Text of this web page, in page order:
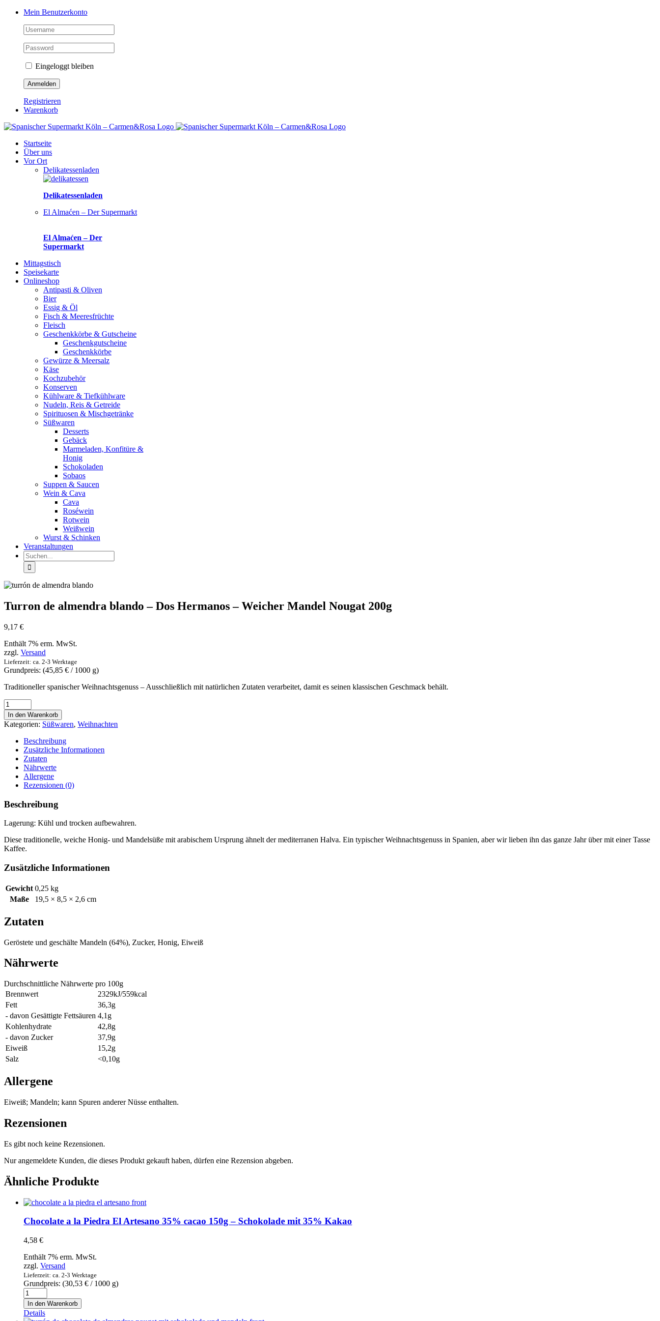
Zum
springen
Facebook
Instagram
Pinterest
Tiktok
YouTubeMein Benutzerkonto
Eingeloggt bleiben
Registrieren
Warenkorb
Startseite
Über uns
Vor Ort
Delikatessenladen
Delikatessenladen
El Almaćen – Der Supermarkt
El Almaćen – Der
Supermarkt
Mittagstisch
Speisekarte
Onlineshop
Antipasti & Oliven
Bier
Essig & Öl
Fisch & Meeresfrüchte
Fleisch
Geschenkkörbe & Gutscheine
Geschenkgutscheine
Geschenkkörbe
Gewürze & Meersalz
Käse
Kochzubehör
Konserven
Kühlware & Tiefkühlware
Nudeln, Reis & Getreide
Spirituosen & Mischgetränke
Süßwaren
Desserts
Gebäck
Marmeladen, Konfitüre &
Honig
Schokoladen
Sobaos
Suppen & Saucen
Wein & Cava
Cava
Roséwein
Rotwein
Weißwein
Wurst & Schinken
Veranstaltungen
Suche
nach:
Turron de almendra blando – Dos Hermanos – Weicher Mandel Nougat 200g
9,17 €
Enthält 7% erm. MwSt.
zzgl. Versand
Lieferzeit: ca. 2-3 Werktage
Grundpreis: (45,85 € / 1000 g)
Traditioneller spanischer Weihnachtsgenuss – Ausschließlich mit natürlichen Zutaten verarbeitet, damit es seinen klassischen Geschmack behält.
Turron
de
almendra
blando
Dos
Hermanos
Weicher
Mandel
Nougat
200g
Menge
In den Warenkorb
Kategorien: Süßwaren, Weihnachten
Beschreibung
Zusätzliche Informationen
Zutaten
Nährwerte
Allergene
Rezensionen (0)
Beschreibung
Lagerung: Kühl und trocken aufbewahren.
Diese traditionelle, weiche Honig- und Mandelsüße mit arabischem Ursprung ähnelt der mediterranen Halva. Ein typischer Weihnachtsgenuss in Spanien, aber wir lieben ihn das ganze Jahr über mit einer Tasse
Kaffee.
Zusätzliche Informationen
Gewicht 0,25 kg
Maße
19,5 × 8,5 × 2,6 cm
Zutaten
Geröstete und geschälte Mandeln (64%), Zucker, Honig, Eiweiß
Nährwerte
Durchschnittliche Nährwerte pro 100g
Brennwert
2329kJ/559kcal
Fett
36,3g
- davon Gesättigte Fettsäuren 4,1g
Kohlenhydrate
42,8g
- davon Zucker
37,9g
Eiweiß
15,2g
Salz
<0,10g
Allergene
Eiweiß; Mandeln; kann Spuren anderer Nüsse enthalten.
Rezensionen
Es gibt noch keine Rezensionen.
Nur angemeldete Kunden, die dieses Produkt gekauft haben, dürfen eine Rezension abgeben.
Ähnliche Produkte
Chocolate a la Piedra El Artesano 35% cacao 150g – Schokolade mit 35% Kakao
4,58 €
Enthält 7% erm. MwSt.
zzgl. Versand
Lieferzeit: ca. 2-3 Werktage
Grundpreis: (30,53 € / 1000 g)
Chocolate
a
la
Piedra
In den Warenkorb
Details